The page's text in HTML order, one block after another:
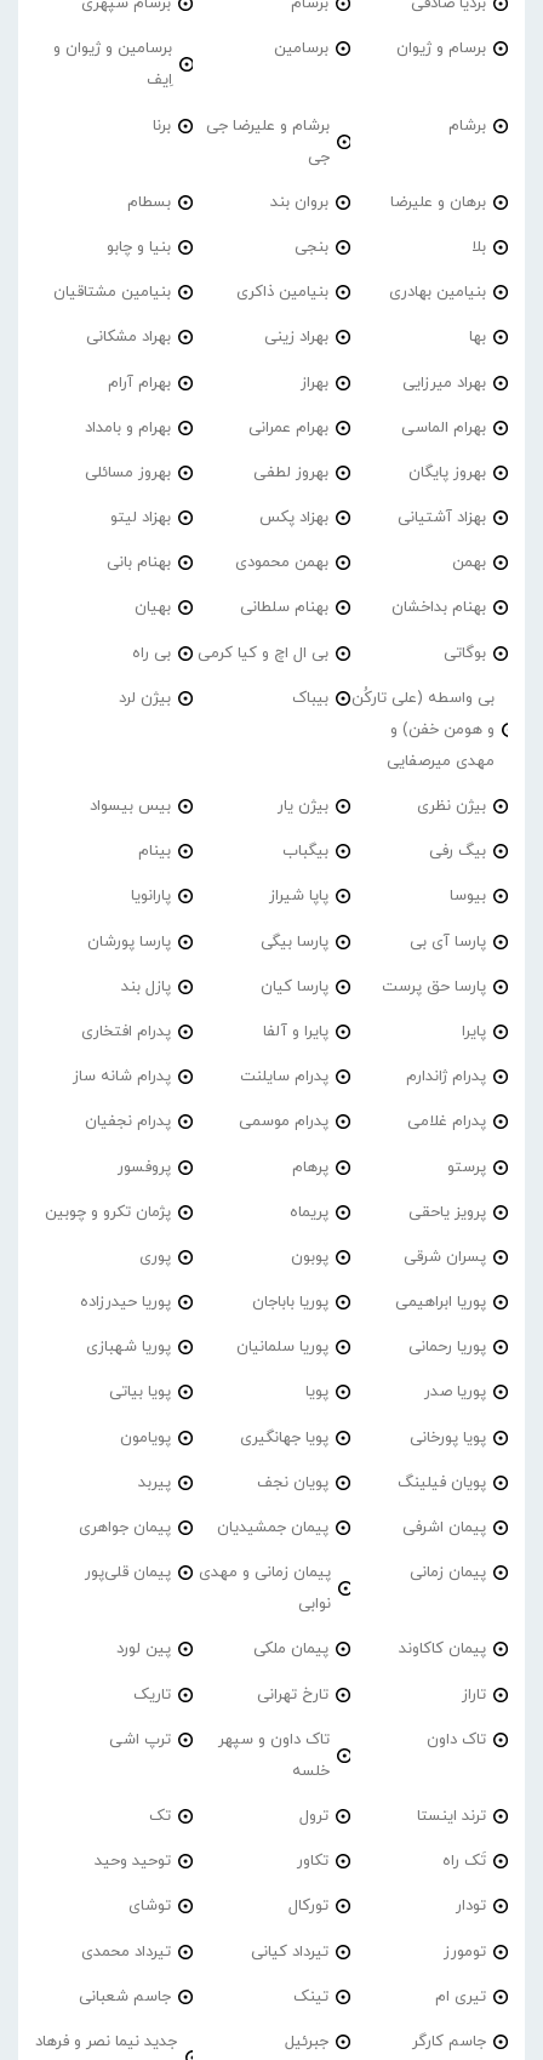
برسام و ژیوان برسامین
برسامین و ژیوان و
اِیف
برشام
برشام و علیرضا جی
جی
برنا
برهان و علیرضا بروان بند بسطام
بلا بنجی بنیا و چابو
بنیامین بهادری بنیامین ذاکری بنیامین مشتاقیان
بها بهراد زینی بهراد مشکانی
بهراد میرزایی بهراز بهرام آرام
بهرام الماسی بهرام عمرانی بهرام و بامداد
بهروز پایگان بهروز لطفی بهروز مسائلی
بهزاد آشتیانی بهزاد پکس بهزاد لیتو
بهمن بهمن محمودی بهنام بانی
بهنام بداخشان بهنام سلطانی بهیان
بوگاتی بی ال اچ و کیا کرمی بی راه
بی واسطه (علی تارکُن
و هومن خفن) و
مهدی میرصفایی
بیباک بیژن لرد
بیژن نظری بیژن یار بیس بیسواد
بیگ رفی بیگباب بینام
بیوسا پاپا شیراز پارانویا
پارسا آی بی پارسا بیگی پارسا پورشان
پارسا حق پرست پارسا کیان پازل بند
پایرا پایرا و آلفا پدرام افتخاری
پدرام ژاندارم پدرام‌ سایلنت پدرام شانه ساز
پدرام غلامی پدرام موسمی پدرام نجفیان
پرستو پرهام پروفسور
پرویز یاحقی پریماه پژمان تکرو و چوبین
پسران شرقی پوبون پوری
پوریا ابراهیمی پوریا باباجان پوریا حیدرزاده
پوریا رحمانی پوریا سلمانیان پوریا شهبازی
پوریا صدر پویا پویا بیاتی
پویا پورخانی پویا جهانگیری پویامون
پویان فیلینگ پویان نجف پیربد
پیمان اشرفی پیمان جمشیدیان پیمان جواهری
پیمان زمانی
پیمان زمانی و مهدی
نوابی
پیمان قلی‌پور
پیمان کاکاوند پیمان ملکی پین لورد
تاراز تارخ تهرانی تاریک
تاک داون
تاک داون و سپهر
خلسه
ترپ اشی
ترند اینستا ترول تک
تَک راه تکاور توحید وحید
تودار تورکال توشای
تومورز تیرداد کیانی تیرداد محمدی
تیری ام تینک جاسم شعبانی
جاسم کارگر جبرئیل
جدید نیما نصر و فرهاد